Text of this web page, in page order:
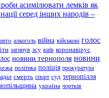
асимілювати лемків як
серед інших народів –
алкоголь війна військові голос
загинув зсу київ коронавірус
новини тернополя новини
політика поліція прокуратура
смерть спорт суд тернопілля
україна чортків